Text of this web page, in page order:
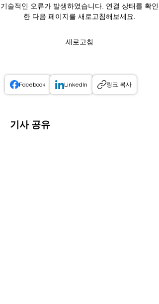
프로엠알 서비스 특징: 구
성과 장점 완벽 분석
프로엠알 데모 체험: 쉽고
빠른 데모 신청 방법 안내
CSO 정산 투명성 강화,
2026년 법인의 대응 전략
프로엠알 서비스 특징: 구
성과 장점 완벽 분석
프로엠알 데모 체험: 쉽고
빠른 데모 신청 방법 안내
CSO 정산 투명성 강화,
2026년 법인의 대응 전략
프로엠알 서비스 특징: 구
성과 장점 완벽 분석
기술적인 오류가 발생하였습니다. 연결 상태를 확인
한 다음 페이지를 새로고침해보세요.
새로고침
Facebook LinkedIn 링크 복사
기사 공유